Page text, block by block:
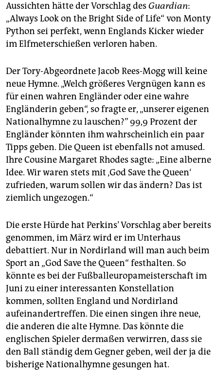
Aussichten hätte der Vorschlag des Guardian:
„Always Look on the Bright Side of Life“ von Monty
Python sei perfekt, wenn Englands Kicker wieder
im Elfmeterschießen verloren haben.
Der Tory-Abgeordnete Jacob Rees-Mogg will keine
neue Hymne. „Welch größeres Vergnügen kann es
für einen wahren Engländer oder eine wahre
Engländerin geben“, so fragte er, „unserer eigenen
Nationalhymne zu lauschen?” 99,9 Prozent der
Engländer könnten ihm wahrscheinlich ein paar
Tipps geben. Die Queen ist ebenfalls not amused.
Ihre Cousine Margaret Rhodes sagte: „Eine alberne
Idee. Wir waren stets mit ‚God Save the Queen‘
zufrieden, warum sollen wir das ändern? Das ist
ziemlich ungezogen.“
Die erste Hürde hat Perkins’ Vorschlag aber bereits
genommen, im März wird er im Unterhaus
debattiert. Nur in Nordirland will man auch beim
Sport an „God Save the Queen“ festhalten. So
könnte es bei der Fußballeuropameisterschaft im
Juni zu einer interessanten Konstellation
kommen, sollten England und Nordirland
aufeinandertreffen. Die einen singen ihre neue,
die anderen die alte Hymne. Das könnte die
englischen Spieler dermaßen verwirren, dass sie
den Ball ständig dem Gegner geben, weil der ja die
bisherige Nationalhymne gesungen hat.